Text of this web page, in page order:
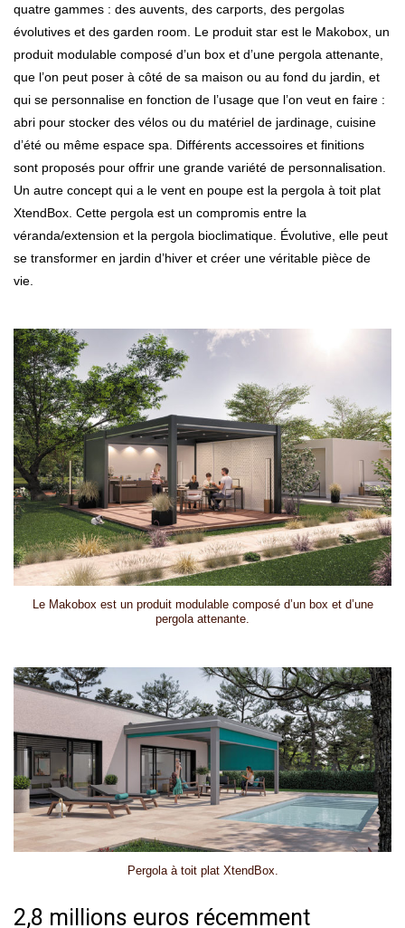
quatre gammes : des auvents, des carports, des pergolas
évolutives et des garden room. Le produit star est le Makobox, un
produit modulable composé d’un box et d’une pergola attenante,
que l’on peut poser à côté de sa maison ou au fond du jardin, et
qui se personnalise en fonction de l’usage que l’on veut en faire :
abri pour stocker des vélos ou du matériel de jardinage, cuisine
d’été ou même espace spa. Différents accessoires et finitions
sont proposés pour offrir une grande variété de personnalisation.
Un autre concept qui a le vent en poupe est la pergola à toit plat
XtendBox. Cette pergola est un compromis entre la
véranda/extension et la pergola bioclimatique. Évolutive, elle peut
se transformer en jardin d’hiver et créer une véritable pièce de
vie.
Le Makobox est un produit modulable composé d’un box et d’une
pergola attenante.
Pergola à toit plat XtendBox.
2,8 millions euros récemment